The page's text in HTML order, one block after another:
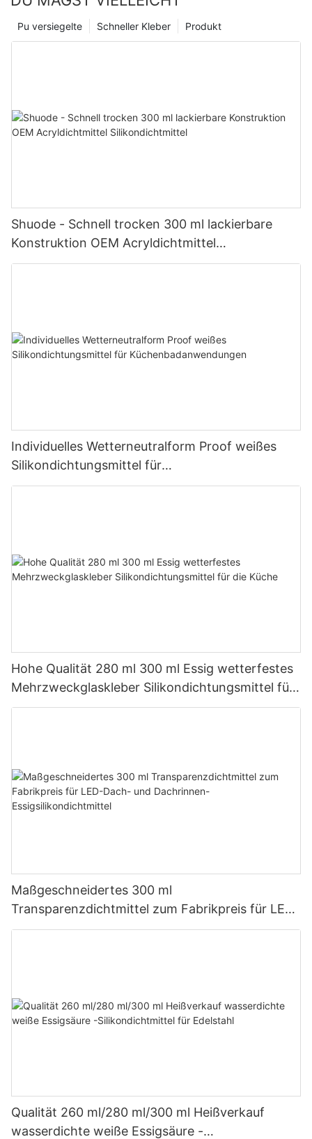
Produkt
Schneller Kleber
Pu versiegelte
Shuode - Schnell trocken 300 ml lackierbare
Konstruktion OEM Acryldichtmittel
Silikondichtmittel
Individuelles Wetterneutralform Proof weißes
Silikondichtungsmittel für
Küchenbadanwendungen
Hohe Qualität 280 ml 300 ml Essig wetterfestes
Mehrzweckglaskleber Silikondichtungsmittel für
die Küche
Maßgeschneidertes 300 ml
Transparenzdichtmittel zum Fabrikpreis für LED-
Dach- und Dachrinnen-Essigsilikondichtmittel
Qualität 260 ml/280 ml/300 ml Heißverkauf
wasserdichte weiße Essigsäure -